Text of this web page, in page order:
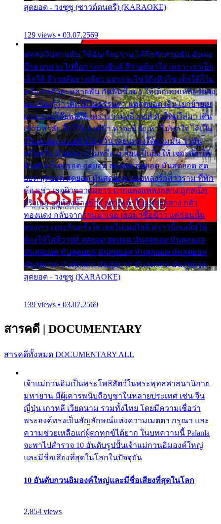
สุดยอด - วงซูซู (ซาวด์ดนตรี) (KARAOKE)
129 views • 03.07.2569
พ่อส่งเงินสามพัน ให้ฉันเรียนราม ได้อีกสักสามพัน ฉันคง
บ๊าย บาย จะไปซื้อกางเกงยีนส์ ลีวายส์มาใส่ เพราะเราเป็น
เด็กใต้ ลีวายส์อย่างเดียว อยากจะโชว์ถึงหิวโซ เด็กใต้ก็ไม่
หวั่น ตกตัวละหลายพัน กัดฟันซื้อมา ให้เด็กเทพเหลียวมอง
และต้องรู้ว่า เด็กใต้ไม่ธรรมดา แต่สุดยอด เดินโยกย้ายเย
ยวน กวนโอ๊ยพอได้ เพราะว่านุ่งลีวายส์ ตัวใหม่ใส่มา เดิน
เข้ามหาลัย จิ๊กโก๊มองหน้า ท่าจะมีปัญหา ไม่พอใจ ได้เป็น
เรื่องแน่นอน แต่ฉันไม่หวั่น เลยแหลงใต้ถามมัน ว่ามัน
พรั่นพรือ มันตอบว่าไม่พรื่อ เปลี่ยนเป็นยิ้มให้ เจอะเด็กใต้
ด้วยกัน ก็เลยรอด สุดยอด สุดยอด สุดยอด มันสุดยอด สุด
ยอด สุดยอด สุดยอด มันสุดยอด แอบหลงรักสาวราม ที่พัก
ห้องเช่า เธอผิวขาวผมยาว ปากแดงแหลงกลาง ถูกสเป็ก
จริงเธอ อยู่ห้องข้างข้าง อยากเข้าไปแหลงกลาง กลัว
ทองแดง กลับจากรามมาเจอ เธอมาซื้อข้าว แต่ก่อนนั้น
สองเรา เจอะกันครั้งใด เธอไม่เคยไยดี คราวนี้เธอยิ้มให้
ต้องให้ใส่ลีวายส์ สุดยอด สุดยอด มันสุดยอด มันสุดยอด
มันสุดยอด มันสุดยอด มันสุดยอด มันสุดยอด มันสุดยอด
มันสุดยอด มันสุดยอด มันสุดยอด มันสุดยอด มันสุดยอด
สุดยอด - วงซูซู (KARAOKE)
139 views • 03.07.2569
สารคดี | DOCUMENTARY
สารคดีทั้งหมด DOCUMENTARY ALL
เจ้าแม่กวนอิมเป็นพระโพธิสัตว์ในพระพุทธศาสนานิกาย
มหายาน มีผู้เคารพนับถือบูชาในหลายประเทศ เช่น จีน
ญี่ปุ่น เกาหลี เวียดนาม รวมทั้งไทย โดยมีความเชื่อว่า
พระองค์ทรงเป็นสัญลักษณ์แห่งความเมตตา กรุณา และ
ความช่วยเหลือแก่ผู้ตกทุกข์ได้ยาก ในบทความนี้ Palanla
จะพาไปสำรวจ 10 อันดับรูปปั้นเจ้าแม่กวนอิมองค์ใหญ่
และมีชื่อเสียงที่สุดในโลกในปัจจุบัน
10 อันดับกวนอิมองค์ใหญ่และมีชื่อเสียงที่สุดในโลก
2,854 views